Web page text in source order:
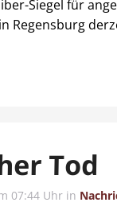
Siegel für
Regensburg
Tod
07:44 Uhr in